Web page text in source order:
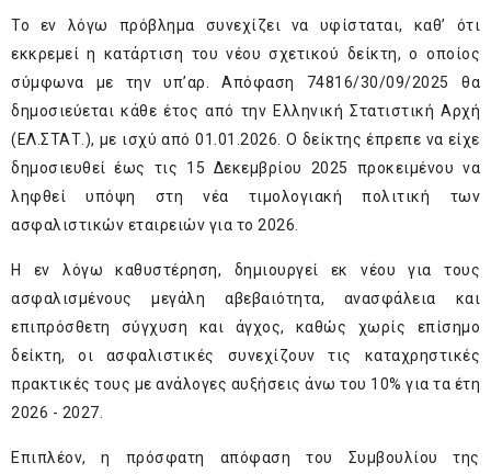
Το εν λόγω πρόβλημα συνεχίζει να υφίσταται, καθ’ ότι
εκκρεμεί η κατάρτιση του νέου σχετικού δείκτη, ο οποίος
σύμφωνα με την υπ’αρ. Απόφαση 74816/30/09/2025 θα
δημοσιεύεται κάθε έτος από την Ελληνική Στατιστική Αρχή
(ΕΛ.ΣΤΑΤ.), με ισχύ από 01.01.2026. Ο δείκτης έπρεπε να είχε
δημοσιευθεί έως τις 15 Δεκεμβρίου 2025 προκειμένου να
ληφθεί υπόψη στη νέα τιμολογιακή πολιτική των
ασφαλιστικών εταιρειών για το 2026.
Η εν λόγω καθυστέρηση, δημιουργεί εκ νέου για τους
ασφαλισμένους μεγάλη αβεβαιότητα, ανασφάλεια και
επιπρόσθετη σύγχυση και άγχος, καθώς χωρίς επίσημο
δείκτη, οι ασφαλιστικές συνεχίζουν τις καταχρηστικές
πρακτικές τους με ανάλογες αυξήσεις άνω του 10% για τα έτη
2026 - 2027.
Επιπλέον, η πρόσφατη απόφαση του Συμβουλίου της